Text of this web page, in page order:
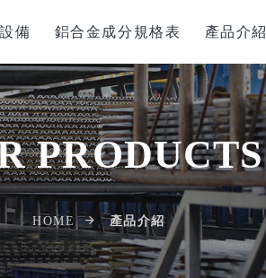
備 鋁合金成分規格表 產品介紹
PRODUCTS
HOME 產品介紹